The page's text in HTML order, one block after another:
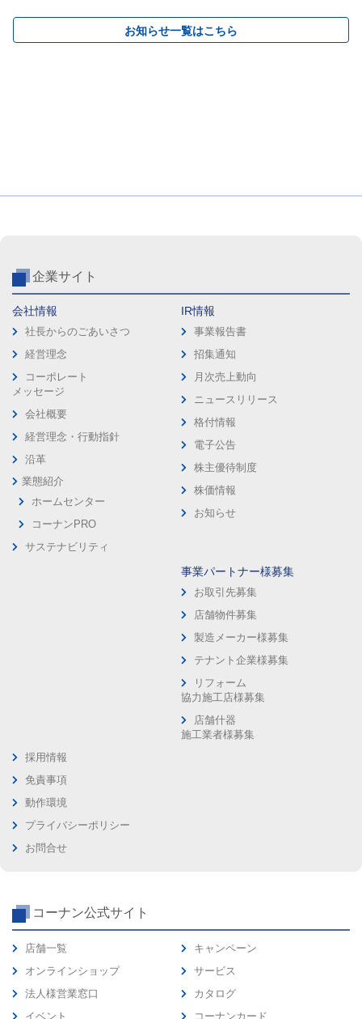
お知らせ一覧はこちら
企業サイト
会社情報
社長からのごあいさつ
経営理念
コーポレート
メッセージ
会社概要
経営理念・行動指針
沿革
業態紹介
ホームセンター
コーナンPRO
サステナビリティ
IR情報
事業報告書
招集通知
月次売上動向
ニュースリリース
格付情報
電子公告
株主優待制度
株価情報
お知らせ
事業パートナー様募集
お取引先募集
店舗物件募集
製造メーカー様募集
テナント企業様募集
リフォーム
協力施工店様募集
店舗什器
施工業者様募集
採用情報
免責事項
動作環境
プライバシーポリシー
お問合せ
コーナン公式サイト
店舗一覧
オンラインショップ
法人様営業窓口
イベント
キャンペーン
サービス
カタログ
コーナンカード